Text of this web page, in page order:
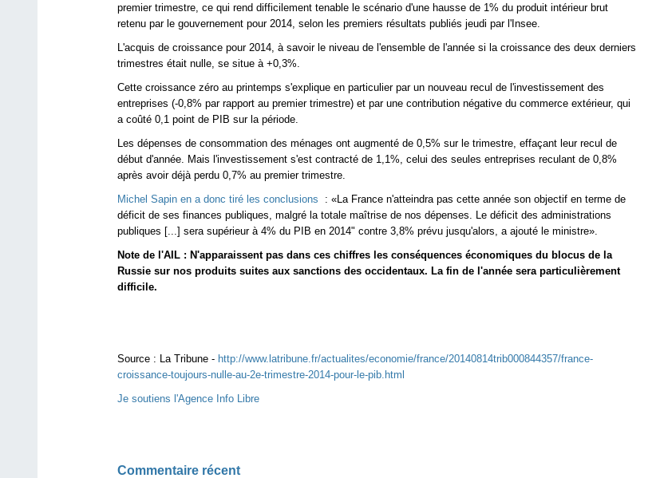
premier trimestre, ce qui rend difficilement tenable le scénario d'une hausse de 1% du produit intérieur brut
retenu par le gouvernement pour 2014, selon les premiers résultats publiés jeudi par l'Insee.
L'acquis de croissance pour 2014, à savoir le niveau de l'ensemble de l'année si la croissance des deux derniers
trimestres était nulle, se situe à +0,3%.
Cette croissance zéro au printemps s'explique en particulier par un nouveau recul de l'investissement des
entreprises (-0,8% par rapport au premier trimestre) et par une contribution négative du commerce extérieur, qui
a coûté 0,1 point de PIB sur la période.
Les dépenses de consommation des ménages ont augmenté de 0,5% sur le trimestre, effaçant leur recul de
début d'année. Mais l'investissement s'est contracté de 1,1%, celui des seules entreprises reculant de 0,8%
après avoir déjà perdu 0,7% au premier trimestre.
Michel Sapin en a donc tiré les conclusions : «La France n'atteindra pas cette année son objectif en terme de
déficit de ses finances publiques, malgré la totale maîtrise de nos dépenses. Le déficit des administrations
publiques [...] sera supérieur à 4% du PIB en 2014" contre 3,8% prévu jusqu'alors, a ajouté le ministre».
Note de l'AIL : N'apparaissent pas dans ces chiffres les conséquences économiques du blocus de la
Russie sur nos produits suites aux sanctions des occidentaux. La fin de l'année sera particulièrement
difficile.
Source : La Tribune - http://www.latribune.fr/actualites/economie/france/20140814trib000844357/france-
croissance-toujours-nulle-au-2e-trimestre-2014-pour-le-pib.html
Je soutiens l'Agence Info Libre
Commentaire récent